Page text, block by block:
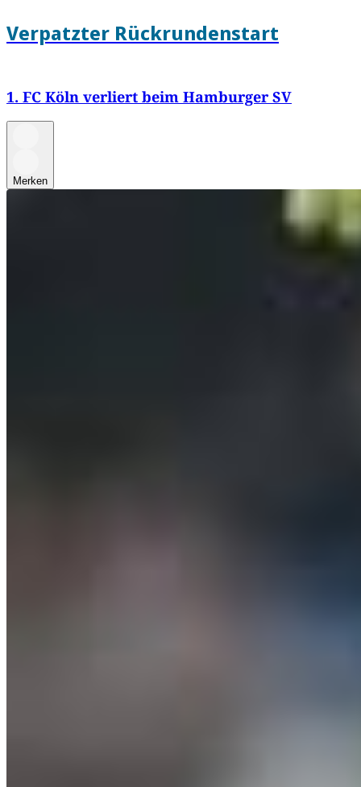
Verpatzter Rückrundenstart
1. FC Köln verliert beim Hamburger SV
Merken